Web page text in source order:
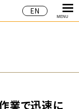
EN
MENU
業で迅速に